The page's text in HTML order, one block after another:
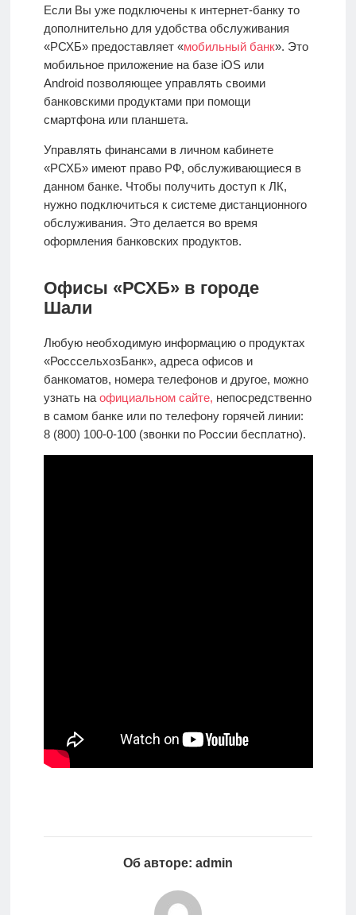
Если Вы уже подключены к интернет-банку то
дополнительно для удобства обслуживания
«РСХБ» предоставляет «мобильный банк». Это
мобильное приложение на базе iOS или
Android позволяющее управлять своими
банковскими продуктами при помощи
смартфона или планшета.
Управлять финансами в личном кабинете
«РСХБ» имеют право РФ, обслуживающиеся в
данном банке. Чтобы получить доступ к ЛК,
нужно подключиться к системе дистанционного
обслуживания. Это делается во время
оформления банковских продуктов.
Офисы «РСХБ» в городе
Шали
Любую необходимую информацию о продуктах
«РосссельхозБанк», адреса офисов и
банкоматов, номера телефонов и другое, можно
узнать на официальном сайте, непосредственно
в самом банке или по телефону горячей линии:
8 (800) 100-0-100 (звонки по России бесплатно).
Об авторе: admin